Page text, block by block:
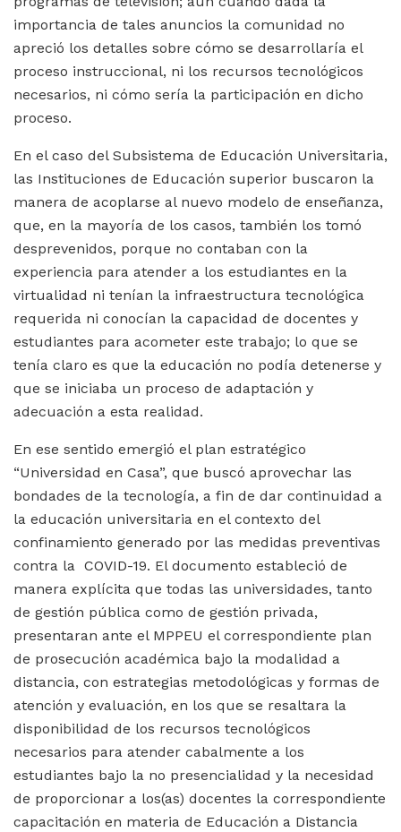
importancia de tales anuncios la comunidad no
apreció los detalles sobre cómo se desarrollaría el
proceso instruccional, ni los recursos tecnológicos
necesarios, ni cómo sería la participación en dicho
proceso.
En el caso del Subsistema de Educación Universitaria,
las Instituciones de Educación superior buscaron la
manera de acoplarse al nuevo modelo de enseñanza,
que, en la mayoría de los casos, también los tomó
desprevenidos, porque no contaban con la
experiencia para atender a los estudiantes en la
virtualidad ni tenían la infraestructura tecnológica
requerida ni conocían la capacidad de docentes y
estudiantes para acometer este trabajo; lo que se
tenía claro es que la educación no podía detenerse y
que se iniciaba un proceso de adaptación y
adecuación a esta realidad.
En ese sentido emergió el plan estratégico
“Universidad en Casa”, que buscó aprovechar las
bondades de la tecnología, a fin de dar continuidad a
la educación universitaria en el contexto del
confinamiento generado por las medidas preventivas
contra la COVID-19. El documento estableció de
manera explícita que todas las universidades, tanto
de gestión pública como de gestión privada,
presentaran ante el MPPEU el correspondiente plan
de prosecución académica bajo la modalidad a
distancia, con estrategias metodológicas y formas de
atención y evaluación, en los que se resaltara la
disponibilidad de los recursos tecnológicos
necesarios para atender cabalmente a los
estudiantes bajo la no presencialidad y la necesidad
de proporcionar a los(as) docentes la correspondiente
capacitación en materia de Educación a Distancia